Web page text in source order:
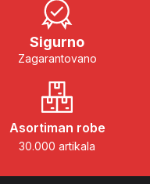
Sigurno
Zagarantovano
Asortiman robe
30.000 artikala